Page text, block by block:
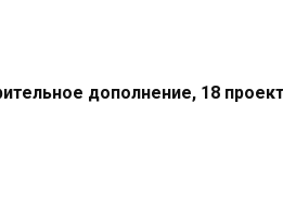
дополнение, 18